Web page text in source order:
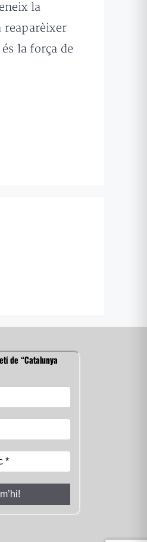
la
reaparèixer
la força de
de “Catalunya